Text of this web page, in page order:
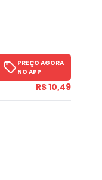
PREÇO AGORA
NO APP
R$ 10,49